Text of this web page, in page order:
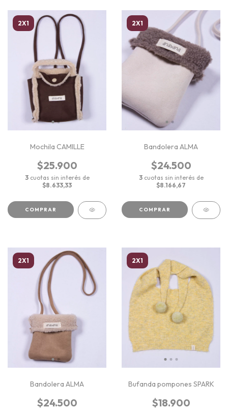
2X1
Mochila CAMILLE
$25.900
3 cuotas sin interés de
$8.633,33
COMPRAR
2X1
Bandolera ALMA
$24.500
3 cuotas sin interés de
$8.166,67
COMPRAR
2X1
Bandolera ALMA
$24.500
2X1
Bufanda pompones SPARK
$18.900